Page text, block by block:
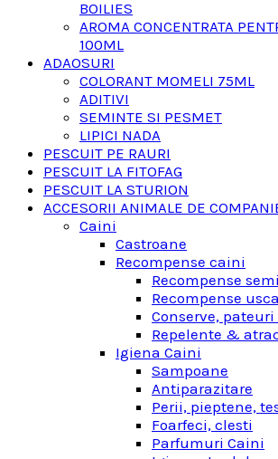
BOILIES
AROMA CONCENTRATA
100ML
ADAOSURI
COLORANT MOMELI 75ML
ADITIVI
SEMINTE SI PESMET
LIPICI NADA
PESCUIT PE RAURI
PESCUIT LA FITOFAG
PESCUIT LA STURION
ACCESORII ANIMALE DE
Caini
Castroane
Recompense caini
Recompense
Recompense
Conserve,
Repelente &
Igiena Caini
Sampoane
Antiparazitare
Perii, pieptene,
Foarfeci, clesti
Parfumuri Caini